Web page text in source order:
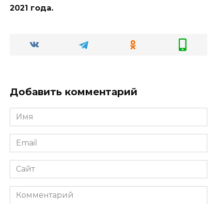
2021 года.
Добавить комментарий
Имя
Email
Сайт
Комментарий